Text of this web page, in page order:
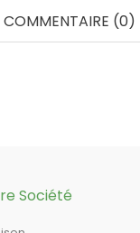
COMMENTAIRE (0)
Société